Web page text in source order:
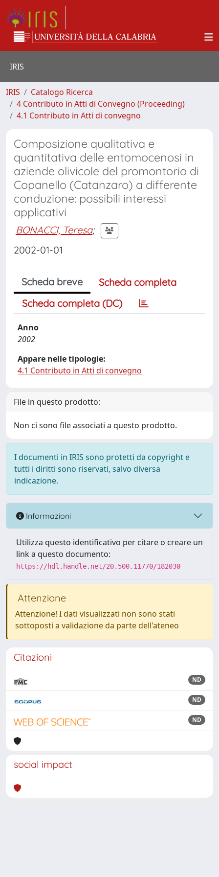
IRIS
IRIS
Catalogo Ricerca
4 Contributo in Atti di Convegno (Proceeding)
4.1 Contributo in Atti di convegno
Composizione qualitativa e
quantitativa delle entomocenosi in
aziende olivicole del promontorio di
Copanello (Catanzaro) a differente
conduzione: possibili interessi
applicativi
BONACCI, Teresa;
2002-01-01
Scheda breve
Scheda completa
Scheda completa (DC)
Anno
2002
Appare nelle tipologie:
4.1 Contributo in Atti di convegno
File in questo prodotto:
Non ci sono file associati a questo prodotto.
I documenti in IRIS sono protetti da copyright e
tutti i diritti sono riservati, salvo diversa
indicazione.
Informazioni
Utilizza questo identificativo per citare o creare un
link a questo documento:
https://hdl.handle.net/20.500.11770/182030
Attenzione
Attenzione! I dati visualizzati non sono stati
sottoposti a validazione da parte dell'ateneo
Citazioni
ND
ND
ND
social impact